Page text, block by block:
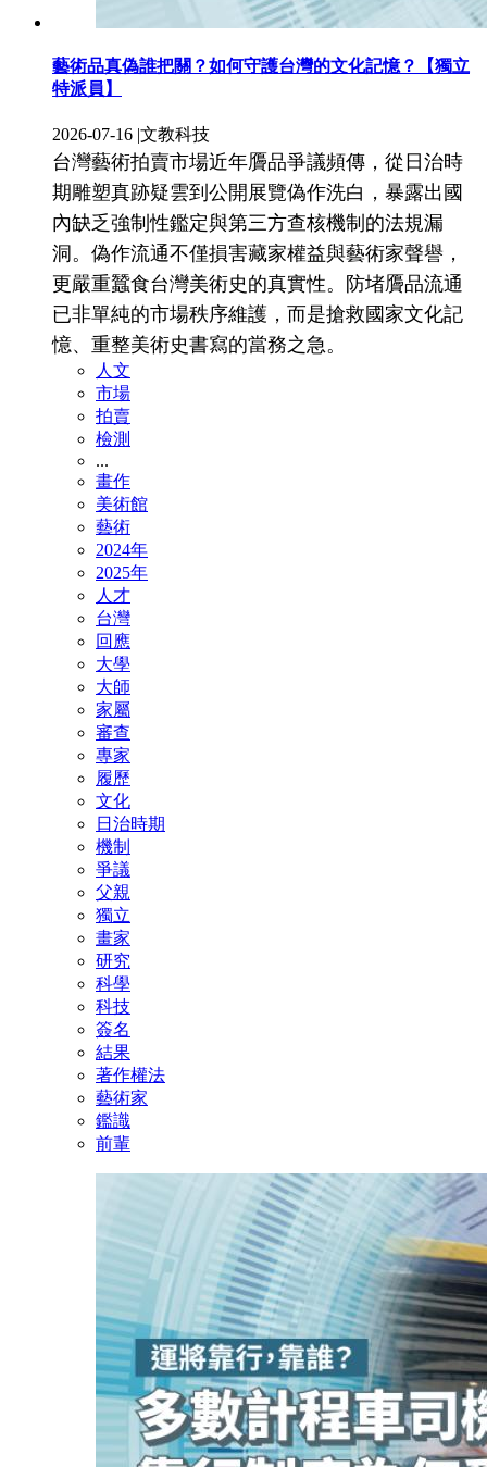
藝術品真偽誰把關？如何守護台灣的文化記憶？【獨立
特派員】
2026-07-16 |文教科技
台灣藝術拍賣市場近年贗品爭議頻傳，從日治時
期雕塑真跡疑雲到公開展覽偽作洗白，暴露出國
內缺乏強制性鑑定與第三方查核機制的法規漏
洞。偽作流通不僅損害藏家權益與藝術家聲譽，
更嚴重蠶食台灣美術史的真實性。防堵贗品流通
已非單純的市場秩序維護，而是搶救國家文化記
憶、重整美術史書寫的當務之急。
人文
市場
拍賣
檢測
...
畫作
美術館
藝術
2024年
2025年
人才
台灣
回應
大學
大師
家屬
審查
專家
履歷
文化
日治時期
機制
爭議
父親
獨立
畫家
研究
科學
科技
簽名
結果
著作權法
藝術家
鑑識
前輩